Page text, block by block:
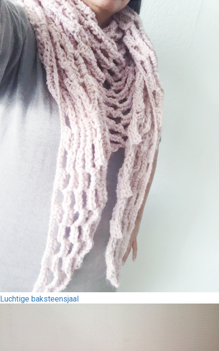
Luchtige baksteensjaal